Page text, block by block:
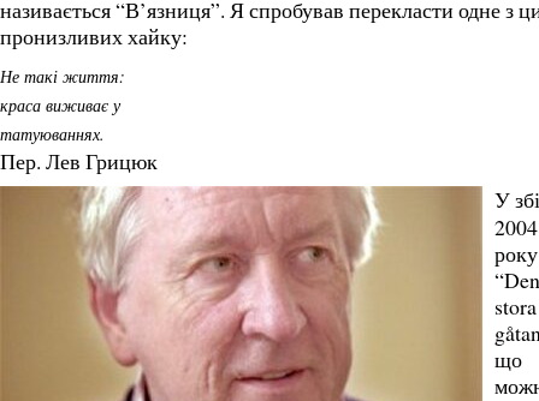
називається “В’язниця”. Я спробував перекласти одне з
пронизливих хайку:
Не такі життя:
краса виживає у
татуюваннях.
Пер. Лев Грицюк
У
2004
року
“Den
stora
що